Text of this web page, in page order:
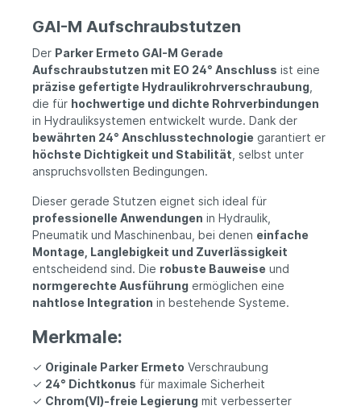
GAI-M Aufschraubstutzen
Der Parker Ermeto GAI-M Gerade
Aufschraubstutzen mit EO 24° Anschluss ist eine
präzise gefertigte Hydraulikrohrverschraubung,
die für hochwertige und dichte Rohrverbindungen
in Hydrauliksystemen entwickelt wurde. Dank der
bewährten 24° Anschlusstechnologie garantiert er
höchste Dichtigkeit und Stabilität, selbst unter
anspruchsvollsten Bedingungen.
Dieser gerade Stutzen eignet sich ideal für
professionelle Anwendungen in Hydraulik,
Pneumatik und Maschinenbau, bei denen einfache
Montage, Langlebigkeit und Zuverlässigkeit
entscheidend sind. Die robuste Bauweise und
normgerechte Ausführung ermöglichen eine
nahtlose Integration in bestehende Systeme.
Merkmale:
✓ Originale Parker Ermeto Verschraubung
✓ 24° Dichtkonus für maximale Sicherheit
✓ Chrom(VI)-freie Legierung mit verbesserter